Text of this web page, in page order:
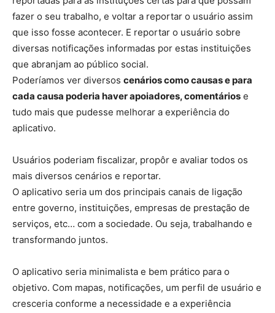
fazer o seu trabalho, e voltar a reportar o usuário assim
que isso fosse acontecer. E reportar o usuário sobre
diversas notificações informadas por estas instituições
que abranjam ao público social.
Poderíamos ver diversos cenários como causas e para
cada causa poderia haver apoiadores, comentários e
tudo mais que pudesse melhorar a experiência do
aplicativo.
Usuários poderiam fiscalizar, propôr e avaliar todos os
mais diversos cenários e reportar.
O aplicativo seria um dos principais canais de ligação
entre governo, instituições, empresas de prestação de
serviços, etc… com a sociedade. Ou seja, trabalhando e
transformando juntos.
O aplicativo seria minimalista e bem prático para o
objetivo. Com mapas, notificações, um perfil de usuário e
cresceria conforme a necessidade e a experiência